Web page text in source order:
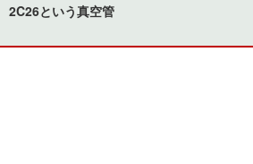
2C26という真空管